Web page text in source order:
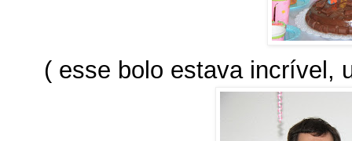
( esse bolo estava incrível,